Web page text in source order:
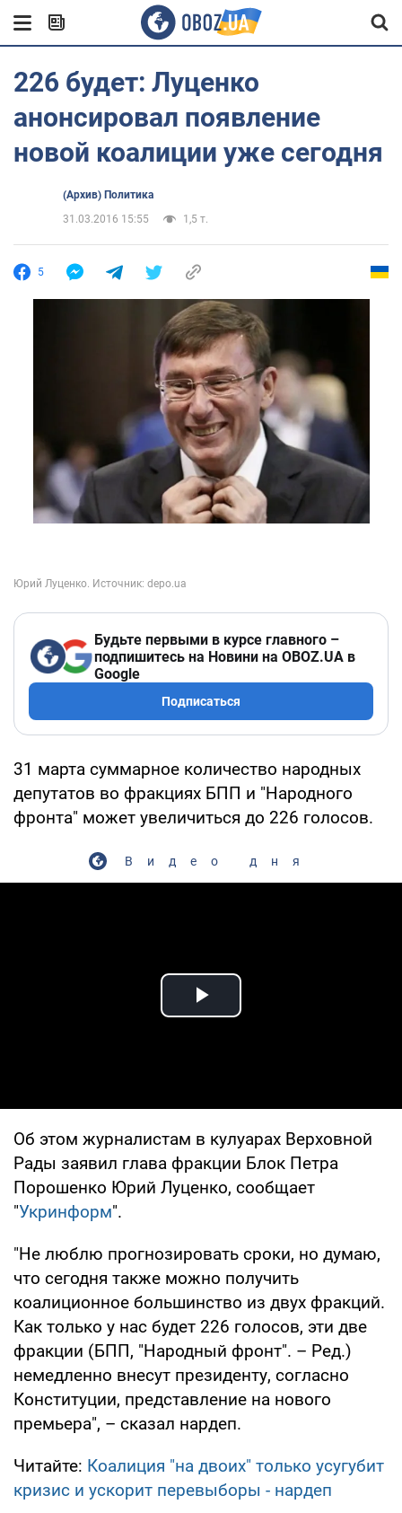
226 будет: Луценко
анонсировал появление
новой коалиции уже сегодня
(Архив) Политика
31.03.2016 15:55
1,5 т.
5
Будьте первыми в курсе главного –
подпишитесь на Новини на OBOZ.UA в
Google
Подписаться
31 марта суммарное количество народных
депутатов во фракциях БПП и "Народного
фронта" может увеличиться до 226 голосов.
Видео дня
Play Video
Об этом журналистам в кулуарах Верховной
Рады заявил глава фракции Блок Петра
Порошенко Юрий Луценко, сообщает
"Укринформ".
"Не люблю прогнозировать сроки, но думаю,
что сегодня также можно получить
коалиционное большинство из двух фракций.
Как только у нас будет 226 голосов, эти две
фракции (БПП, "Народный фронт". – Ред.)
немедленно внесут президенту, согласно
Конституции, представление на нового
премьера", – сказал нардеп.
Читайте: Коалиция "на двоих" только усугубит
кризис и ускорит перевыборы - нардеп